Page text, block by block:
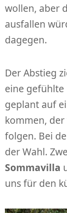
wollen, aber
ausfallen
dagegen.
Der Abstieg
eine gefühlte
geplant auf
kommen,
folgen. Bei
der Wahl.
Sommavilla
uns für den